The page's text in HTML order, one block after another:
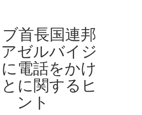
首長国連邦
ゼルバイジ
電話をかけ
に関するヒ
ント